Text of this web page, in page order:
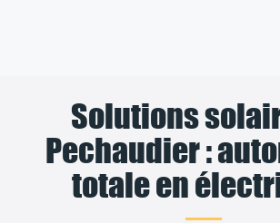
Solutions
Pechaudier :
totale en